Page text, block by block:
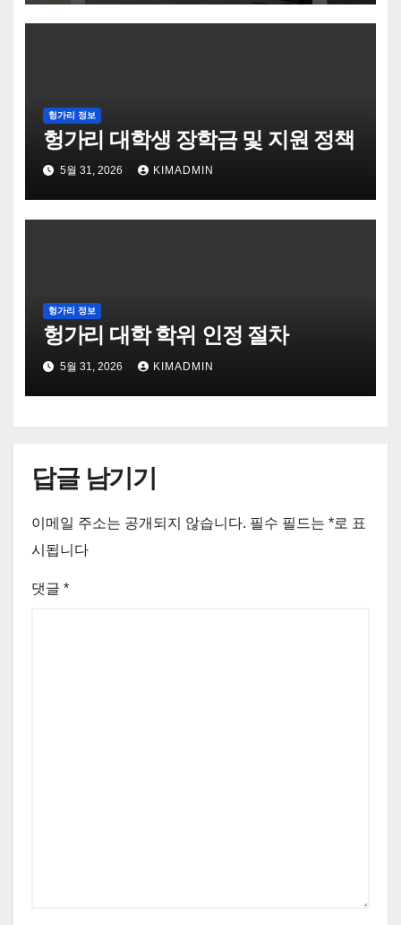
헝가리 정보
헝가리 대학생 장학금 및 지원 정책
5월 31, 2026 KIMADMIN
헝가리 정보
헝가리 대학 학위 인정 절차
5월 31, 2026 KIMADMIN
답글 남기기
이메일 주소는 공개되지 않습니다. 필수 필드는 *로 표
시됩니다
댓글 *